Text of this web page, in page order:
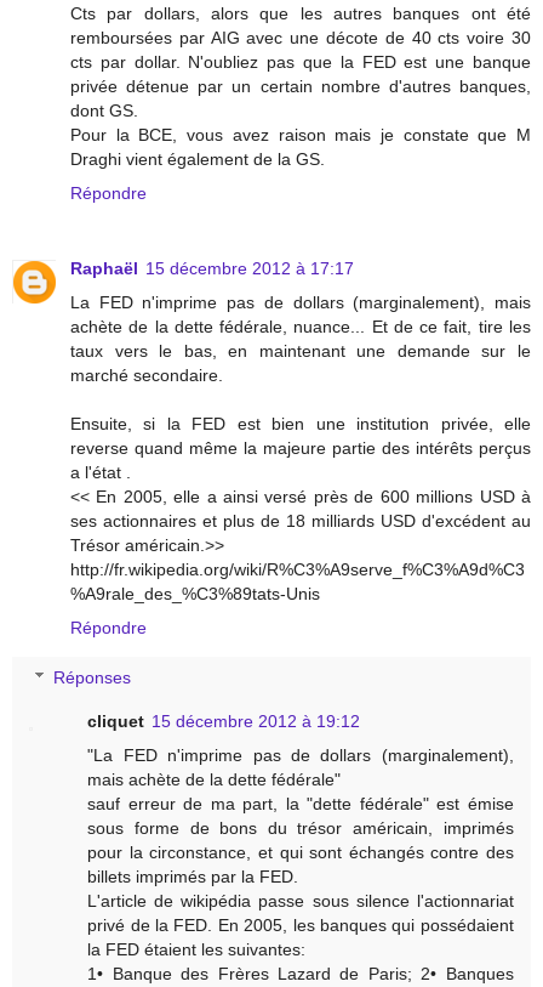
Cts par dollars, alors que les autres banques ont été
remboursées par AIG avec une décote de 40 cts voire 30
cts par dollar. N'oubliez pas que la FED est une banque
privée détenue par un certain nombre d'autres banques,
dont GS.
Pour la BCE, vous avez raison mais je constate que M
Draghi vient également de la GS.
Répondre
Raphaël 15 décembre 2012 à 17:17
La FED n'imprime pas de dollars (marginalement), mais
achète de la dette fédérale, nuance... Et de ce fait, tire les
taux vers le bas, en maintenant une demande sur le
marché secondaire.
Ensuite, si la FED est bien une institution privée, elle
reverse quand même la majeure partie des intérêts perçus
a l'état .
<< En 2005, elle a ainsi versé près de 600 millions USD à
ses actionnaires et plus de 18 milliards USD d'excédent au
Trésor américain.>>
http://fr.wikipedia.org/wiki/R%C3%A9serve_f%C3%A9d%C3
%A9rale_des_%C3%89tats-Unis
Répondre
Réponses
cliquet 15 décembre 2012 à 19:12
"La FED n'imprime pas de dollars (marginalement),
mais achète de la dette fédérale"
sauf erreur de ma part, la "dette fédérale" est émise
sous forme de bons du trésor américain, imprimés
pour la circonstance, et qui sont échangés contre des
billets imprimés par la FED.
L'article de wikipédia passe sous silence l'actionnariat
privé de la FED. En 2005, les banques qui possédaient
la FED étaient les suivantes:
1• Banque des Frères Lazard de Paris; 2• Banques